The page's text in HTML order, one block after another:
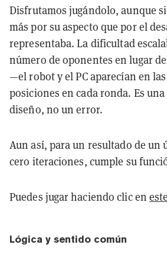
Disfrutamos jugándolo, aunque
más por su aspecto que por el
representaba. La dificultad
número de oponentes en lugar
—el robot y el PC aparecían en
posiciones en cada ronda. Es
diseño, no un error.
Aun así, para un resultado de un
cero iteraciones, cumple su
Puedes jugar haciendo clic en
Lógica y sentido común